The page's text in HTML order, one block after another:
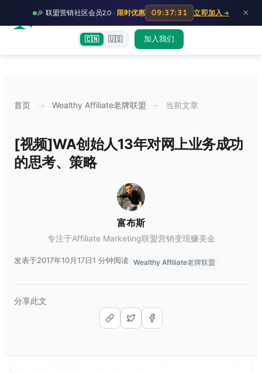
🎉 联盟营销社区会员2.0 · 限时优惠 09:37:30 立即加入 → ×
富裕者联盟 首页文章训练营
HOT
出海教程 认知偏差指南社群交流
🇨🇳 🇺🇸 加入我们
首页 → Wealthy Affiliate老牌联盟 → 当前文章
[视频]WA创始人13年对网上业务成功
的思考、策略
富布斯
专注于Affiliate Marketing联盟营销变现赚美金
发表于2017年10月17日1 分钟阅读 Wealthy Affiliate老牌联盟
分享此文